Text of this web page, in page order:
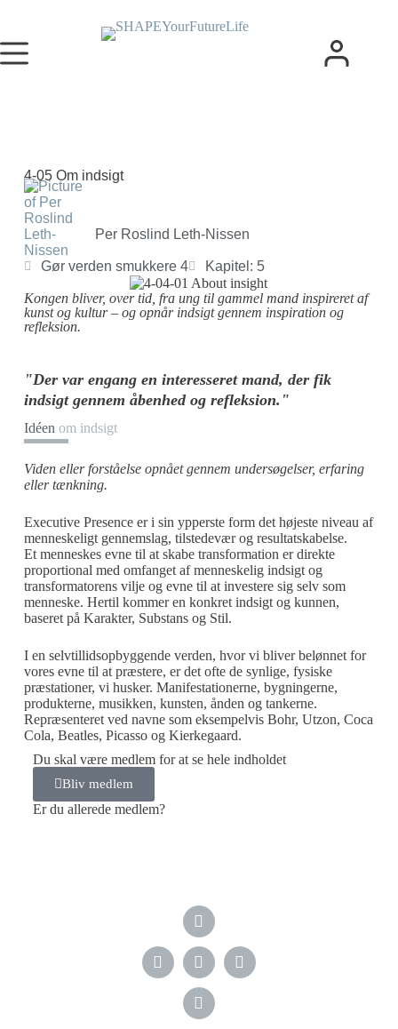
4-05 Om indsigt
Per Roslind Leth-Nissen
Gør verden smukkere 4 Kapitel: 5
Kongen bliver, over tid, fra ung til gammel mand inspireret af
kunst og kultur – og opnår indsigt gennem inspiration og
refleksion.
"Der var engang en interesseret mand, der fik
indsigt gennem åbenhed og refleksion."
Idéen om indsigt
Viden eller forståelse opnået gennem undersøgelser, erfaring
eller tænkning.
Executive Presence er i sin ypperste form det højeste niveau af
menneskeligt gennemslag, tilstedevær og resultatskabelse.
Et menneskes evne til at skabe transformation er direkte
proportional med omfanget af menneskelig indsigt og
transformatorens vilje og evne til at investere sig selv som
menneske. Hertil kommer en konkret indsigt og kunnen,
baseret på Karakter, Substans og Stil.
I en selvtillidsopbyggende verden, hvor vi bliver belønnet for
vores evne til at præstere, er det ofte de synlige, fysiske
præstationer, vi husker. Manifestationerne, bygningerne,
produkterne, musikken, kunsten, ånden og tankerne.
Repræsenteret ved navne som eksempelvis Bohr, Utzon, Coca
Cola, Beatles, Picasso og Kierkegaard.
Du skal være medlem for at se hele indholdet
Bliv medlem
Er du allerede medlem?